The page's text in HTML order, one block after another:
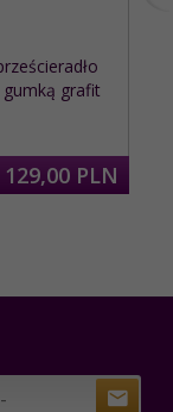
gumką grafit
129,00 PLN